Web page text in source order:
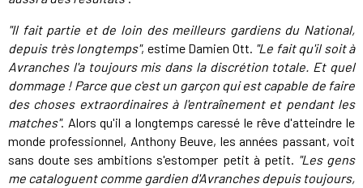
"Il fait partie et de loin des meilleurs gardiens du National,
depuis très longtemps", estime Damien Ott. "Le fait qu'il soit à
Avranches l'a toujours mis dans la discrétion totale. Et quel
dommage ! Parce que c'est un garçon qui est capable de faire
des choses extraordinaires à l'entraînement et pendant les
matches". Alors qu'il a longtemps caressé le rêve d'atteindre le
monde professionnel, Anthony Beuve, les années passant, voit
sans doute ses ambitions s'estomper petit à petit. "Les gens
me cataloguent comme gardien d'Avranches depuis toujours,